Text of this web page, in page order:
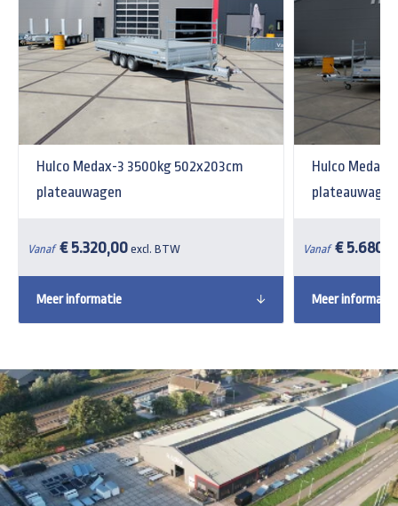
Hulco Medax-3 3500kg 502x203cm
plateauwagen
Vanaf € 5.320,00 excl. BTW
Meer informatie
Hulco Medax-
plateauwagen
Vanaf €
Meer informatie